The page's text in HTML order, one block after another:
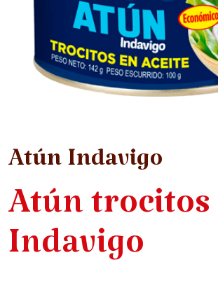
Atún Indavigo
Atún trocitos
Indavigo